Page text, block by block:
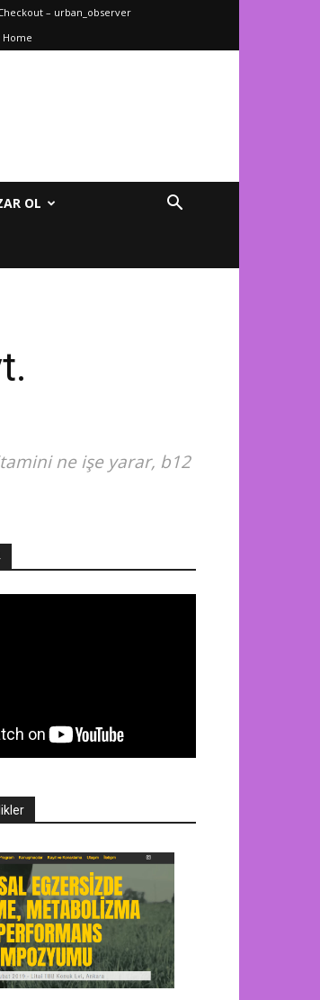
– urban_observer
Home
OL
ne işe yarar, b12